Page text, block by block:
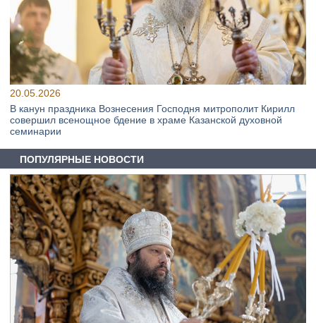
20.05.2026
В канун праздника Вознесения Господня митрополит Кирилл
совершил всенощное бдение в храме Казанской духовной
семинарии
ПОПУЛЯРНЫЕ НОВОСТИ